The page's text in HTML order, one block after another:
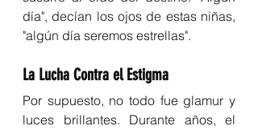
día", decían los ojos de estas niñas,
"algún día seremos estrellas".
La Lucha Contra el Estigma
Por supuesto, no todo fue glamur y
luces brillantes. Durante años, el